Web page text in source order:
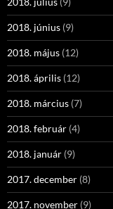
2018. június (9)
2018. május (12)
2018. április (12)
2018. március (7)
2018. február (4)
2018. január (9)
2017. december (8)
2017. november (9)